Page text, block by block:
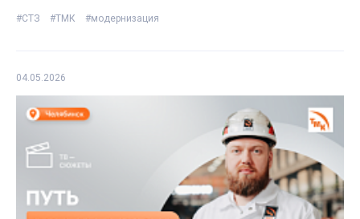
#СТЗ #ТМК #модернизация
04.05.2026